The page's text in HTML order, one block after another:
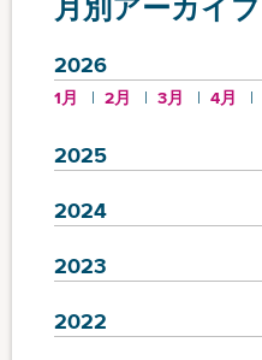
月別アーカイブ
2026
1月 2月 3月 4月
2025
2024
2023
2022